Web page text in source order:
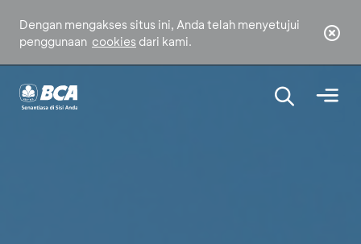
Dengan mengakses situs ini, Anda telah menyetujui
penggunaan cookies dari kami.